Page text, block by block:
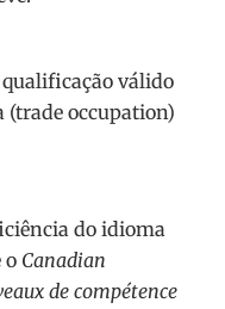
válido
occupation)
do idioma
o Canadian
de compétence